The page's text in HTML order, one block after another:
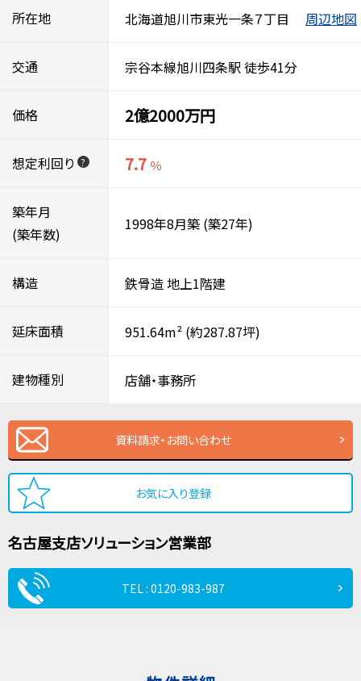
所在地 北海道旭川市東光一条７丁目 周辺地図
交通 宗谷本線旭川四条駅 徒歩41分
価格 2億2000万円
想定利回り ? 7.7 ％
築年月
(築年数)
1998年8月築 (築27年)
構造 鉄骨造地上1階建
延床面積 951.64m² (約287.87坪)
建物種別 店舗・事務所
資料請求・お問い合わせ
お気に入り登録
名古屋支店ソリューション営業部
TEL : 0120-983-987